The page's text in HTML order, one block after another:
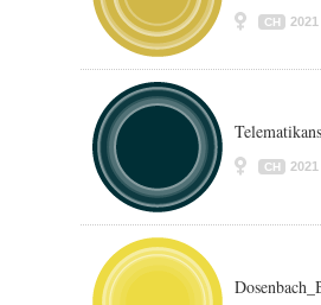
CH 2021
CH 2021